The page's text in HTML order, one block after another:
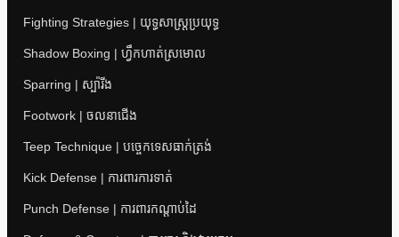
Fighting Strategies | យុទ្ធសាស្ត្រប្រយុទ្ធ
Shadow Boxing | ហ្វឹកហាត់ស្រមោល
Sparring | ស្ប៉ារីង
Footwork | ចលនាជើង
Teep Technique | បច្ចេកទេសធាក់ត្រង់
Kick Defense | ការពារការទាត់
Punch Defense | ការពារកណ្តាប់ដៃ